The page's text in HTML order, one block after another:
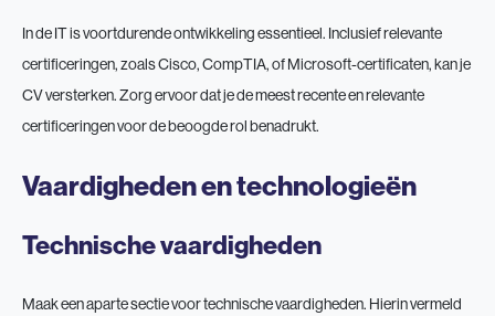
In de IT is voortdurende ontwikkeling essentieel. Inclusief relevante
certificeringen, zoals Cisco, CompTIA, of Microsoft-certificaten, kan je
CV versterken. Zorg ervoor dat je de meest recente en relevante
certificeringen voor de beoogde rol benadrukt.
Vaardigheden en technologieën
Technische vaardigheden
Maak een aparte sectie voor technische vaardigheden. Hierin vermeld